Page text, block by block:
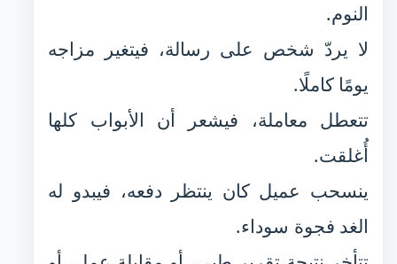
النوم.
لا يردّ شخص على رسالة، فيتغير مزاجه
يومًا كاملًا.
تتعطل معاملة، فيشعر أن الأبواب كلها
أُغلقت.
ينسحب عميل كان ينتظر دفعه، فيبدو له
الغد فجوة سوداء.